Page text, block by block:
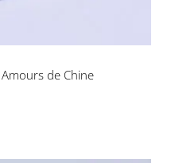
de Chine